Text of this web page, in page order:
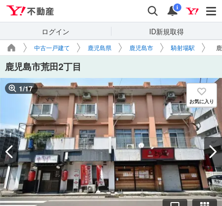
検索 通知
i
ログイン ID新規取得
中古一戸建て 鹿児島県 鹿児島市 騎射場駅
鹿児島市荒田2丁目
1/17
お気に入り